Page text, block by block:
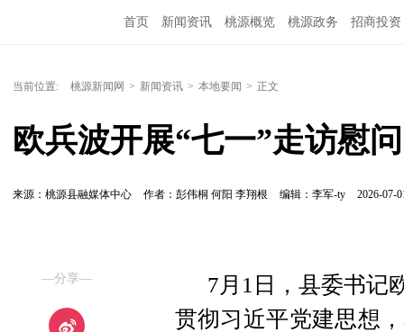
首页 新闻资讯 桃源概览 桃源政务 招商投资
当前位置: 桃源新闻网 > 新闻资讯 > 本地要闻 > 正文
欧兵波开展“七一”走访慰问
来源：桃源县融媒体中心 作者：彭伟桐 何阳 李翔根 编辑：李军-ty 2026-07-
—分享—
7月1日，县委书记
贯彻习近平党建思想